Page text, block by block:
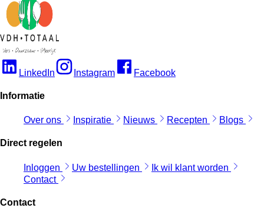
LinkedIn Instagram Facebook
Informatie
Over ons Inspiratie Nieuws Recepten Blogs
Direct regelen
Inloggen Uw bestellingen
Ik wil klant worden
Contact
Contact